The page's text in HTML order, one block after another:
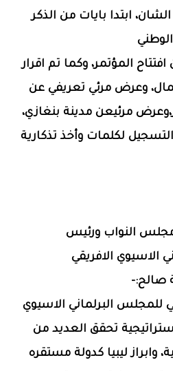
ابتدا بايات من الذكر
المؤتمر، وكما تم اقرار
وعرض مرئي تعريفي عن
مرئيعن مدينة بنغازي،
لكلمات وأخذ تذكارية
النواب ورئيس
الاسيوي الافريقي
صالح:-
للمجلس البرلماني الاسيوي
تحقق العديد من
وابراز ليبيا كدولة مستقره